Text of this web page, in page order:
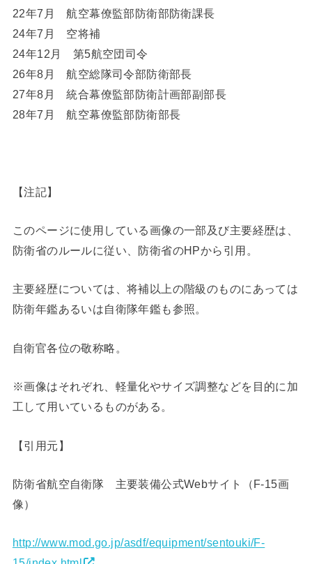
22年7月 航空幕僚監部防衛部防衛課長
24年7月 空将補
24年12月 第5航空団司令
26年8月 航空総隊司令部防衛部長
27年8月 統合幕僚監部防衛計画部副部長
28年7月 航空幕僚監部防衛部長
【注記】
このページに使用している画像の一部及び主要経歴は、
防衛省のルールに従い、防衛省のHPから引用。
主要経歴については、将補以上の階級のものにあっては
防衛年鑑あるいは自衛隊年鑑も参照。
自衛官各位の敬称略。
※画像はそれぞれ、軽量化やサイズ調整などを目的に加
工して用いているものがある。
【引用元】
防衛省航空自衛隊 主要装備公式Webサイト（F-15画
像）
http://www.mod.go.jp/asdf/equipment/sentouki/F-